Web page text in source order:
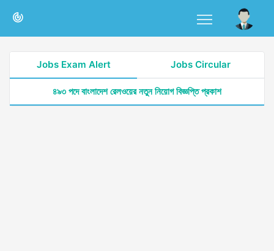
Jobs Exam Alert Jobs Circular
৪৯৩ পদে বাংলাদেশ রেলওয়ের নতুন নিয়োগ বিজ্ঞপ্তি প্রকাশ